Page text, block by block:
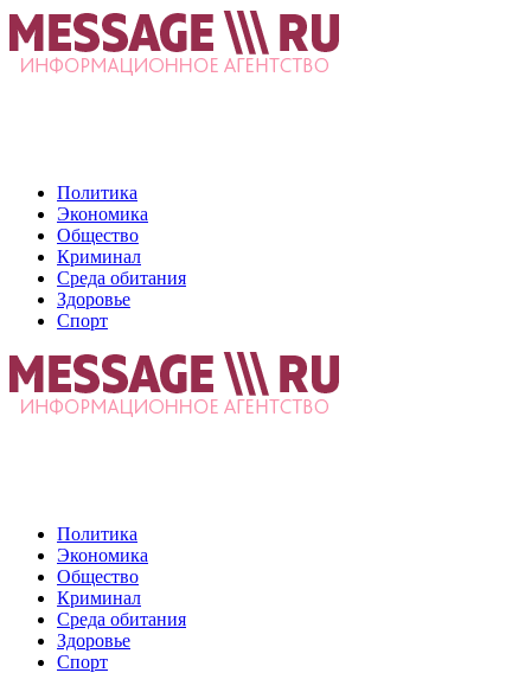
Политика
Экономика
Общество
Криминал
Среда обитания
Здоровье
Спорт
Политика
Экономика
Общество
Криминал
Среда обитания
Здоровье
Спорт